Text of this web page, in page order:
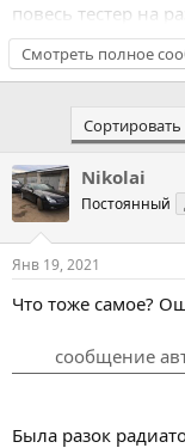
повесь тестер на
активация с SAM-
умирает одно
закрываться или
если так, то на
на новый блок
забитость печки -
п.с. работу
происходит
надо для этого,
Смотреть полное
Сортировать
Nikolai
Постоянный
Янв 19, 2021
Что тоже самое?
сообщение
Была разок